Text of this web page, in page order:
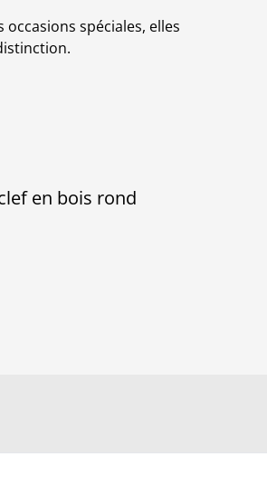
spéciales, elles
en bois rond